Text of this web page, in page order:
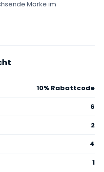
Marke im
10% Rabattcode
6
2
4
1